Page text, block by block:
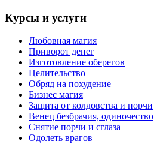
Курсы и услуги
Любовная магия
Приворот денег
Изготовление оберегов
Целительство
Обряд на похудение
Бизнес магия
Защита от колдовства и порчи
Венец безбрачия, одиночество
Снятие порчи и сглаза
Одолеть врагов